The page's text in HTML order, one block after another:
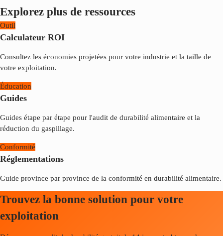
Explorez plus de ressources
Outil
Calculateur ROI
Consultez les économies projetées pour votre industrie et la taille de
votre exploitation.
Éducation
Guides
Guides étape par étape pour l'audit de durabilité alimentaire et la
réduction du gaspillage.
Conformité
Réglementations
Guide province par province de la conformité en durabilité alimentaire.
Trouvez la bonne solution pour votre
exploitation